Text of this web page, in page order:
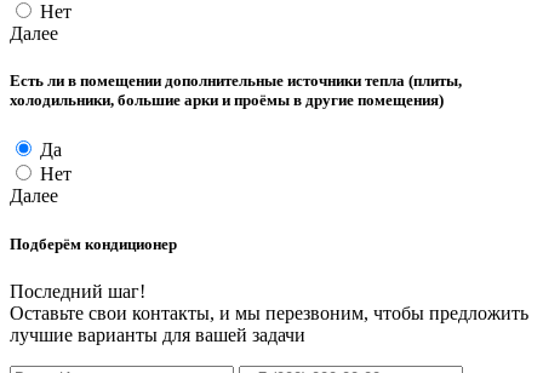
Нет
Далее
Есть ли в помещении дополнительные источники тепла (плиты,
холодильники, большие арки и проёмы в другие помещения)
Да
Нет
Далее
Подберём кондиционер
Последний шаг!
Оставьте свои контакты, и мы перезвоним, чтобы предложить
лучшие варианты для вашей задачи